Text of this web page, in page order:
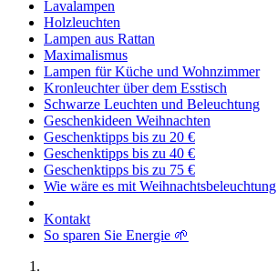
Lavalampen
Holzleuchten
Lampen aus Rattan
Maximalismus
Lampen für Küche und Wohnzimmer
Kronleuchter über dem Esstisch
Schwarze Leuchten und Beleuchtung
Geschenkideen Weihnachten
Geschenktipps bis zu 20 €
Geschenktipps bis zu 40 €
Geschenktipps bis zu 75 €
Wie wäre es mit Weihnachtsbeleuchtung
Kontakt
So sparen Sie Energie 🌱